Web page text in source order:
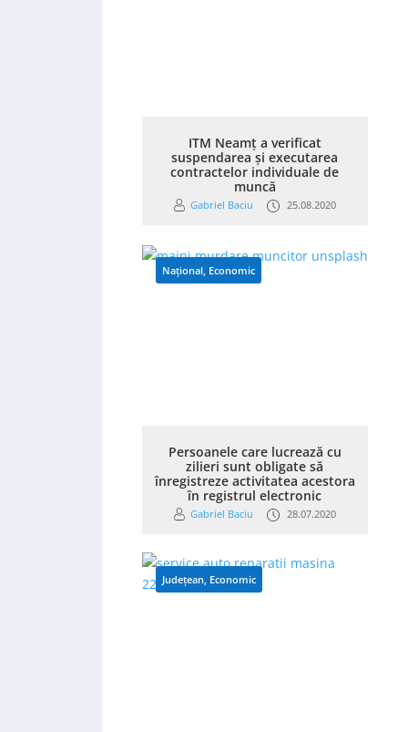
ITM Neamţ a verificat
suspendarea şi executarea
contractelor individuale de
muncă
Gabriel Baciu 25.08.2020
Național, Economic
Persoanele care lucrează cu
zilieri sunt obligate să
înregistreze activitatea acestora
în registrul electronic
Gabriel Baciu 28.07.2020
Județean, Economic